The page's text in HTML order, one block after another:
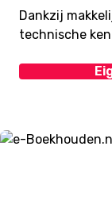
Dankzij
technische